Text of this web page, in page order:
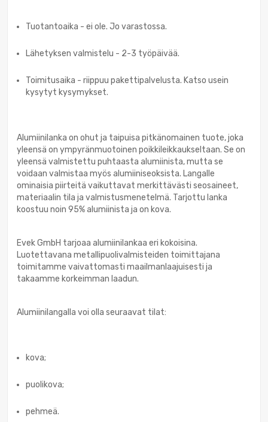
Tuotantoaika - ei ole. Jo varastossa.
Lähetyksen valmistelu - 2-3 työpäivää.
Toimitusaika - riippuu pakettipalvelusta. Katso usein
kysytyt kysymykset.
Alumiinilanka on ohut ja taipuisa pitkänomainen tuote, joka
yleensä on ympyränmuotoinen poikkileikkaukseltaan. Se on
yleensä valmistettu puhtaasta alumiinista, mutta se
voidaan valmistaa myös alumiiniseoksista. Langalle
ominaisia piirteitä vaikuttavat merkittävästi seosaineet,
materiaalin tila ja valmistusmenetelmä. Tarjottu lanka
koostuu noin 95% alumiinista ja on kova.
Evek GmbH tarjoaa alumiinilankaa eri kokoisina.
Luotettavana metallipuolivalmisteiden toimittajana
toimitamme vaivattomasti maailmanlaajuisesti ja
takaamme korkeimman laadun.
Alumiinilangalla voi olla seuraavat tilat:
kova;
puolikova;
pehmeä.